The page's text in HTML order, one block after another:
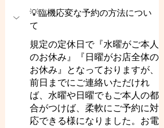
💡臨機応変な予約の方法につい
て
規定の定休日で『水曜がご本人
のお休み』『日曜がお店全体の
お休み』となっておりますが、
前日までにご連絡いただけれ
ば、水曜や日曜でもご本人の都
合がつけば、柔軟にご予約に対
応できる様になりました。お電